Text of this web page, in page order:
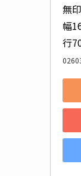
無
幅
行